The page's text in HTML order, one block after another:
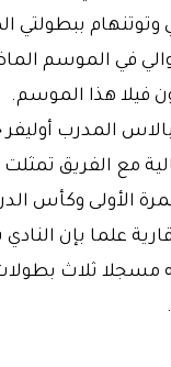
ببطولتي
في الموسم
فيلا هذا الموسم.
المدرب
مع الفريق تمثلت
الأولى وكأس
علما بإن
مسجلا ثلاث